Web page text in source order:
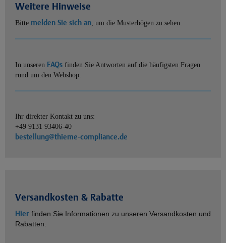
Weitere Hinweise
Bitte melden Sie sich an, um die Musterbögen zu sehen.
In unseren FAQs finden Sie Antworten auf die häufigsten Fragen
rund um den Webshop.
Ihr direkter Kontakt zu uns:
+49 9131 93406-40
bestellung@thieme-compliance.de
Versandkosten & Rabatte
Hier finden Sie Informationen zu unseren Versandkosten und
Rabatten.